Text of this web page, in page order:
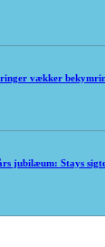
vækker
jubilæum: Stays